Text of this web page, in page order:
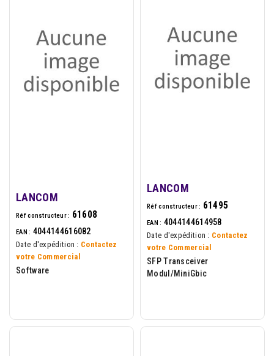
LANCOM
Réf constructeur : 61608
EAN : 4044144616082
Date d'expédition : Contactez
votre Commercial
Software
LANCOM
Réf constructeur : 61495
EAN : 4044144614958
Date d'expédition : Contactez
votre Commercial
SFP Transceiver
Modul/MiniGbic